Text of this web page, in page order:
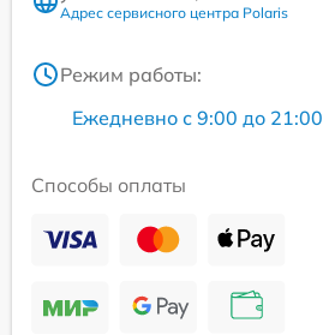
Адрес сервисного центра Polaris
Режим работы:
Ежедневно с 9:00 до 21:00
Способы оплаты